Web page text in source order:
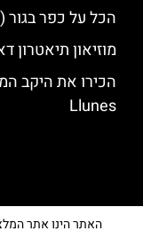
הכל על כפר בגור (Begur) בקוסטה ברווה
מוזיאון תיאטרון
Llunes‬‬
האתר הינו אתר